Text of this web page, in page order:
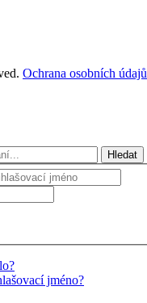
Ochrana osobních údajů
Hledat
jméno?